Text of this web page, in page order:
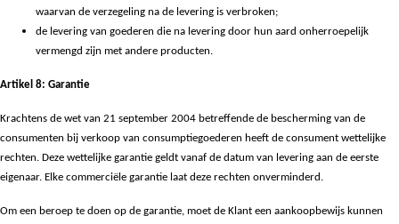
waarvan de verzegeling na de levering is verbroken;
de levering van goederen die na levering door hun aard onherroepelijk
vermengd zijn met andere producten.
Artikel 8: Garantie
Krachtens de wet van 21 september 2004 betreffende de bescherming van de
consumenten bij verkoop van consumptiegoederen heeft de consument wettelijke
rechten. Deze wettelijke garantie geldt vanaf de datum van levering aan de eerste
eigenaar. Elke commerciële garantie laat deze rechten onverminderd.
Om een beroep te doen op de garantie, moet de Klant een aankoopbewijs kunnen